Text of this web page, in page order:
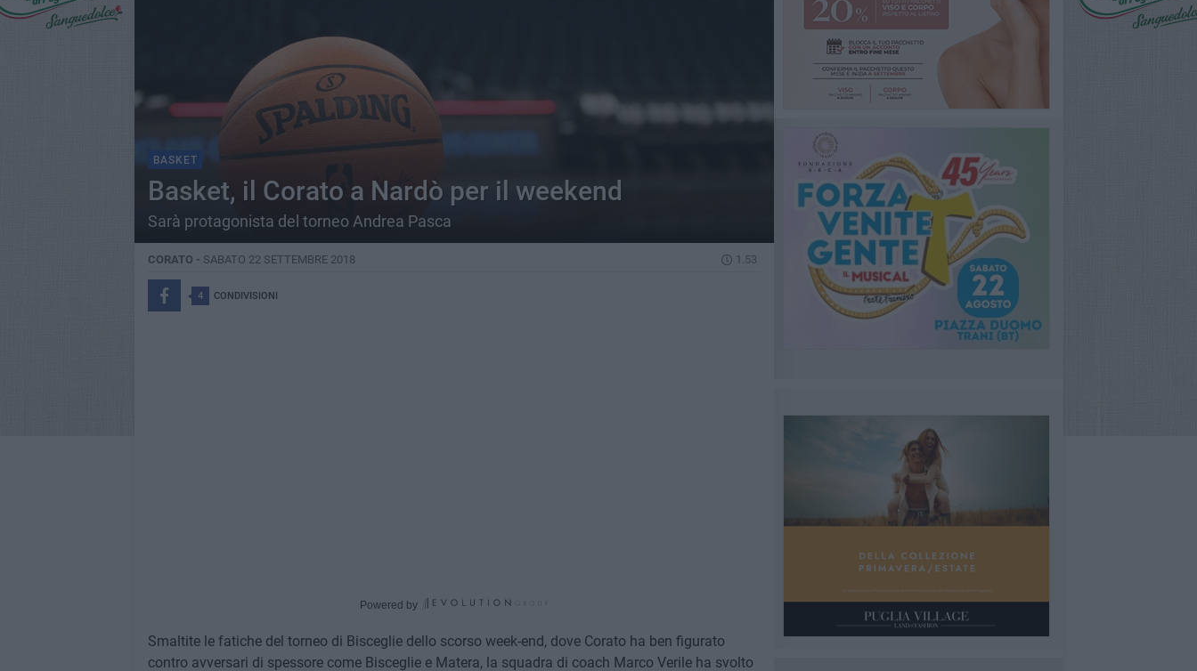
BASKET
Basket, il Corato a Nardò per il weekend
Sarà protagonista del torneo Andrea Pasca
CORATO - SABATO 22 SETTEMBRE 2018 1.53
4 CONDIVISIONI
Powered by
Smaltite le fatiche del torneo di Bisceglie dello scorso week-end, dove Corato ha ben figurato
contro avversari di spessore come Bisceglie e Matera, la squadra di coach Marco Verile ha svolto